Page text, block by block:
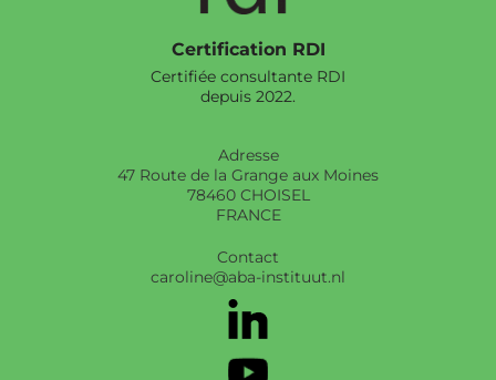
Certification RDI
Certifiée consultante RDI
depuis 2022.
Adresse
47 Route de la Grange aux Moines
78460 CHOISEL
FRANCE
Contact
caroline@aba-instituut.nl